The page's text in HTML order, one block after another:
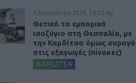
7 Αυγούστου 2026, 10:52 πμ
Θετικό το εμπορικό
ισοζύγιο στη Θεσσαλία, με
την Καρδίτσα όμως ουραγό
στις εξαγωγές (πίνακες)
ΚΑΡΔΙΤΣΑ